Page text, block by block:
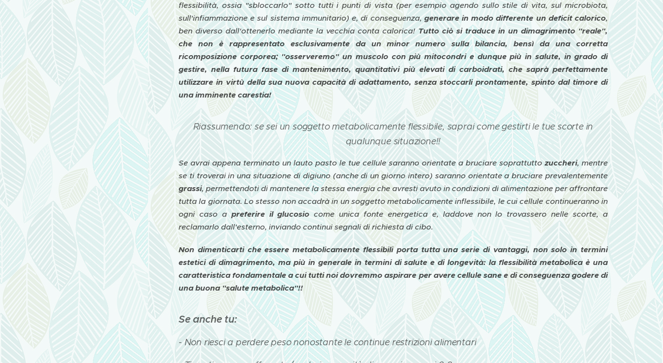
flessibilità, ossia "sbloccarlo" sotto tutti i punti di vista (per esempio agendo sullo stile di vita, sul microbiota,
sull'infiammazione e sul sistema immunitario) e, di conseguenza,generare in modo differente un deficit calorico,
ben diverso dall'ottenerlo mediante la vecchia conta calorica!Tutto ciò si traduce in un dimagrimento "reale",
che non è rappresentato esclusivamente da un minor numero sulla bilancia, bensì da una corretta
ricomposizione corporea; "osserveremo" un muscolo con più mitocondri e dunque più in salute, in grado di
gestire, nella futura fase di mantenimento, quantitativi più elevati di carboidrati, che saprà perfettamente
utilizzare in virtù della sua nuova capacità di adattamento, senza stoccarli prontamente, spinto dal timore di
una imminente carestia!
Riassumendo: se sei un soggetto metabolicamente flessibile, saprai come gestirti le tue scorte in
qualunque situazione!!
Se avrai appena terminato un lauto pasto le tue cellule saranno orientate a bruciare soprattuttozuccheri, mentre
se ti troverai in una situazione di digiuno (anche di un giorno intero) saranno orientate a bruciare prevalentemente
grassi, permettendoti di mantenere la stessa energia che avresti avuto in condizioni di alimentazione per affrontare
tutta la giornata. Lo stesso non accadrà in un soggetto metabolicamente inflessibile, le cui cellule continueranno in
ogni caso apreferire il glucosio come unica fonte energetica e, laddove non lo trovassero nelle scorte, a
reclamarlo dall'esterno, inviando continui segnali di richiesta di cibo.
Non dimenticarti che essere metabolicamente flessibili porta tutta una serie di vantaggi, non solo in termini
estetici di dimagrimento, ma più in generale in termini di salute e di longevità: la flessibilità metabolica è una
caratteristica fondamentale a cui tutti noi dovremmo aspirare per avere cellule sane e di conseguenza godere di
una buona "salute metabolica"!!
Se anche tu:
- Non riesci a perdere peso nonostante le continue restrizioni alimentari